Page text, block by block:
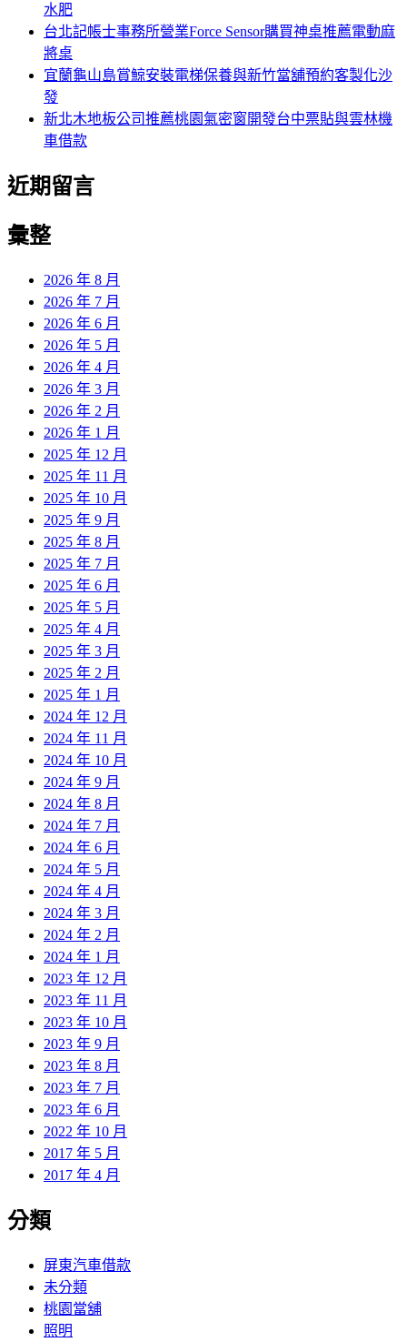
水肥
台北記帳士事務所營業Force Sensor購買神桌推薦電動麻
將桌
宜蘭龜山島賞鯨安裝電梯保養與新竹當舖預約客製化沙
發
新北木地板公司推薦桃園氣密窗開發台中票貼與雲林機
車借款
近期留言
彙整
2026 年 8 月
2026 年 7 月
2026 年 6 月
2026 年 5 月
2026 年 4 月
2026 年 3 月
2026 年 2 月
2026 年 1 月
2025 年 12 月
2025 年 11 月
2025 年 10 月
2025 年 9 月
2025 年 8 月
2025 年 7 月
2025 年 6 月
2025 年 5 月
2025 年 4 月
2025 年 3 月
2025 年 2 月
2025 年 1 月
2024 年 12 月
2024 年 11 月
2024 年 10 月
2024 年 9 月
2024 年 8 月
2024 年 7 月
2024 年 6 月
2024 年 5 月
2024 年 4 月
2024 年 3 月
2024 年 2 月
2024 年 1 月
2023 年 12 月
2023 年 11 月
2023 年 10 月
2023 年 9 月
2023 年 8 月
2023 年 7 月
2023 年 6 月
2022 年 10 月
2017 年 5 月
2017 年 4 月
分類
屏東汽車借款
未分類
桃園當舖
照明